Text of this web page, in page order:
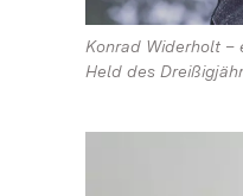
Konrad Widerholt –
Held des